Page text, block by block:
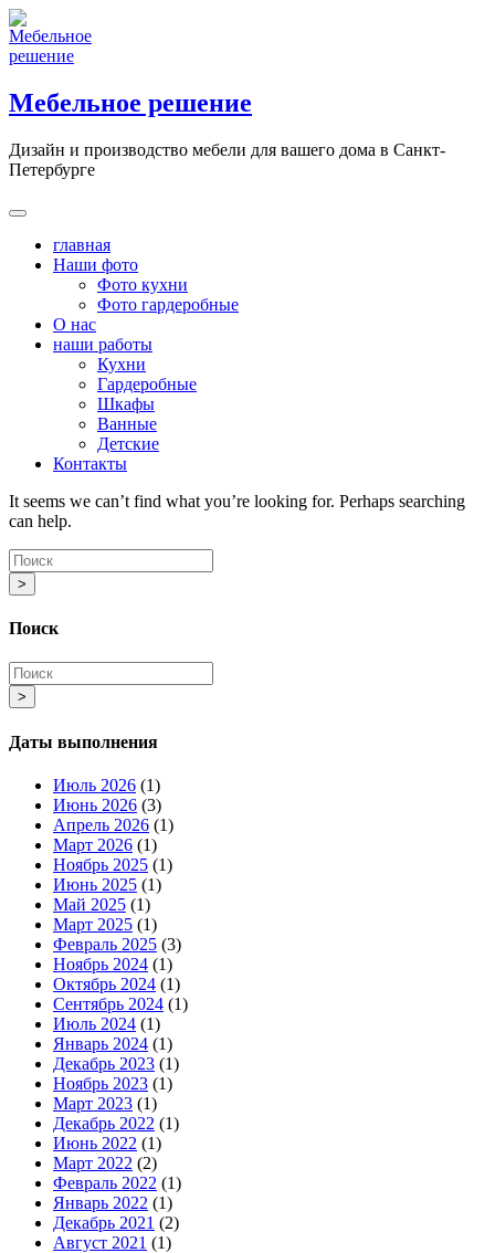
Skip
to
content
Мебельное решение
Дизайн и производство мебели для вашего дома в Санкт-
Петербурге
главная
Наши фото
Фото кухни
Фото гардеробные
О нас
наши работы
Кухни
Гардеробные
Шкафы
Ванные
Детские
Контакты
It seems we can’t find what you’re looking for. Perhaps searching
can help.
>
Поиск
>
Даты выполнения
Июль 2026 (1)
Июнь 2026 (3)
Апрель 2026 (1)
Март 2026 (1)
Ноябрь 2025 (1)
Июнь 2025 (1)
Май 2025 (1)
Март 2025 (1)
Февраль 2025 (3)
Ноябрь 2024 (1)
Октябрь 2024 (1)
Сентябрь 2024 (1)
Июль 2024 (1)
Январь 2024 (1)
Декабрь 2023 (1)
Ноябрь 2023 (1)
Март 2023 (1)
Декабрь 2022 (1)
Июнь 2022 (1)
Март 2022 (2)
Февраль 2022 (1)
Январь 2022 (1)
Декабрь 2021 (2)
Август 2021 (1)